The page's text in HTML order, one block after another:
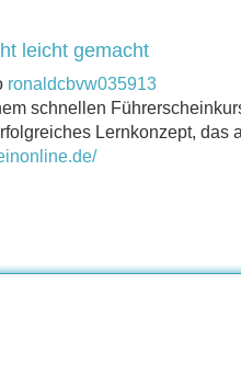
leicht gemacht
ronaldcbvw035913
schnellen
Lernkonzept, das